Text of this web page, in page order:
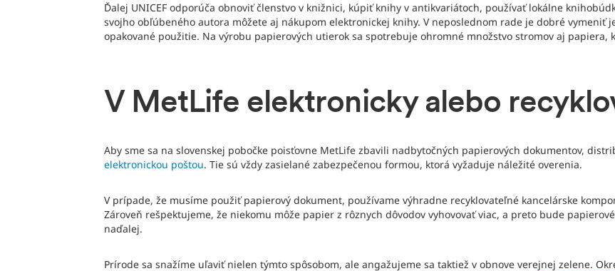
Ďalej UNICEF odporúča obnoviť členstvo v knižnici, kúpiť knihy v antikvariátoch, používať lokálne
svojho obľúbeného autora môžete aj nákupom elektronickej knihy. V neposlednom rade je dobré vymeniť
opakované použitie. Na výrobu papierových utierok sa spotrebuje ohromné množstvo stromov aj papiera,
V MetLife elektronicky alebo
Aby sme sa na slovenskej pobočke poisťovne MetLife zbavili nadbytočných papierových dokumentov,
elektronickou poštou. Tie sú vždy zasielané zabezpečenou formou, ktorá vyžaduje náležité overenia.
V prípade, že musíme použiť papierový dokument, používame výhradne recyklovateľné kancelárske
Zároveň rešpektujeme, že niekomu môže papier z rôznych dôvodov vyhovovať viac, a preto bude
naďalej.
Prírode sa snažíme uľaviť nielen týmto spôsobom, ale angažujeme sa taktiež v obnove verejnej zelene.